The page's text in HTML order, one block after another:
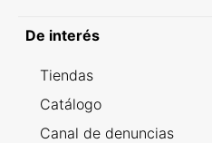
De interés
Tiendas
Catálogo
Canal de denuncias